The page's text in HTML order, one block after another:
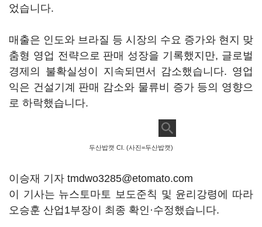
었습니다.
매출은 인도와 브라질 등 시장의 수요 증가와 현지 맞
춤형 영업 전략으로 판매 성장을 기록했지만, 글로벌
경제의 불확실성이 지속되면서 감소했습니다. 영업
익은 건설기계 판매 감소와 물류비 증가 등의 영향으
로 하락했습니다.
두산밥캣 CI. (사진=두산밥캣)
이승재 기자 tmdwo3285@etomato.com
이 기사는 뉴스토마토 보도준칙 및 윤리강령에 따라
오승훈 산업1부장이 최종 확인·수정했습니다.